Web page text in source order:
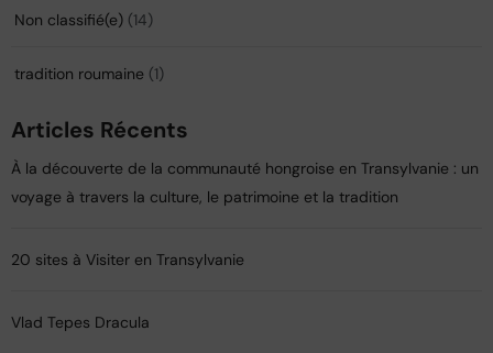
Non classifié(e) (14)
tradition roumaine (1)
Articles Récents
À la découverte de la communauté hongroise en Transylvanie : un
voyage à travers la culture, le patrimoine et la tradition
20 sites à Visiter en Transylvanie
Vlad Tepes Dracula